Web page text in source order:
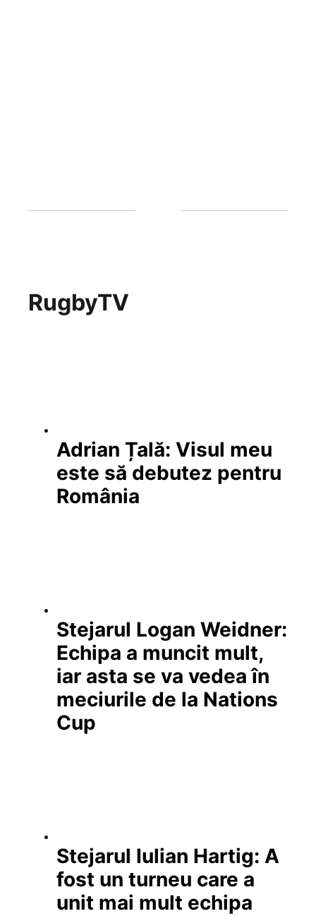
RugbyTV
Adrian Țală: Visul meu
este să debutez pentru
România
Stejarul Logan Weidner:
Echipa a muncit mult,
iar asta se va vedea în
meciurile de la Nations
Cup
Stejarul Iulian Hartig: A
fost un turneu care a
unit mai mult echipa